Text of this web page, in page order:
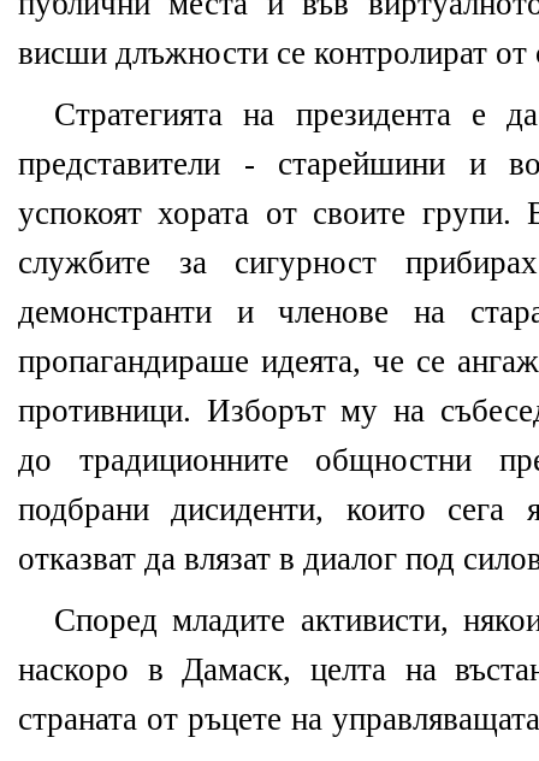
висши длъжности се контролират от
Стратегията на президента е
представители - старейшини и
успокоят хората от своите
службите за сигурност
демонстранти и членове на
пропагандираше идеята, че се
противници. Изборът му на
до традиционните общностни
подбрани дисиденти, които сега
отказват да влязат в диалог под
Според младите активисти,
наскоро в Дамаск, целта на
страната от ръцете на